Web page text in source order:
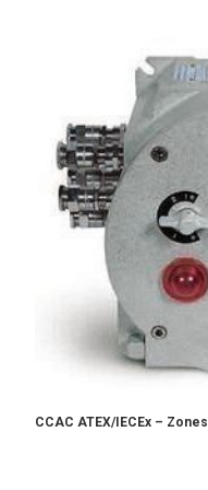
CCAC ATEX/IECEx –